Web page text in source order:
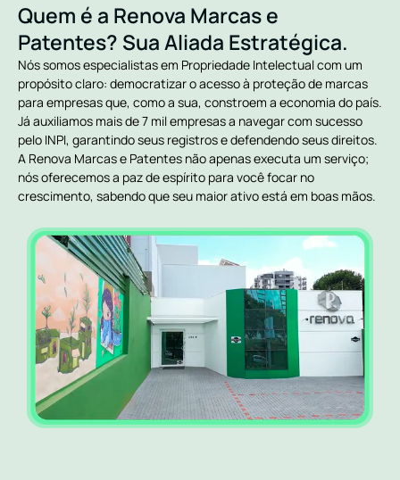
Quem é a Renova Marcas e
Patentes? Sua Aliada Estratégica.
Nós somos especialistas em Propriedade Intelectual com um
propósito claro: democratizar o acesso à proteção de marcas
para empresas que, como a sua, constroem a economia do país.
Já auxiliamos mais de 7 mil empresas a navegar com sucesso
pelo INPI, garantindo seus registros e defendendo seus direitos.
A Renova Marcas e Patentes não apenas executa um serviço;
nós oferecemos a paz de espírito para você focar no
crescimento, sabendo que seu maior ativo está em boas mãos.